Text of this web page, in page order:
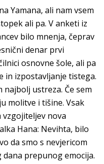
Yamana, ali nam vsem
ali pa. V anketi iz
bilo mnenja, čeprav
denar prvi
osnovne šole, ali pa
in izpostavljanje tistega.
najbolj ustreza. Če sem
molitve i tišine. Vsak
nova
Hana: Nevihta, bilo
da smo s nevjericom
prepunog emocija.